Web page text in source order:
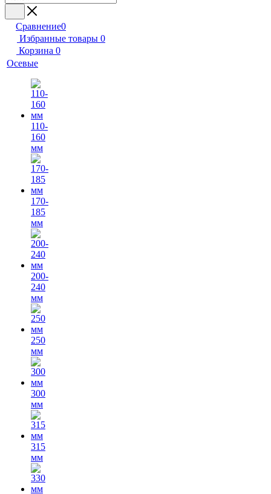
Сравнение0
Избранные товары 0
Корзина 0
Осевые
110-
160
мм
170-
185
мм
200-
240
мм
250
мм
300
мм
315
мм